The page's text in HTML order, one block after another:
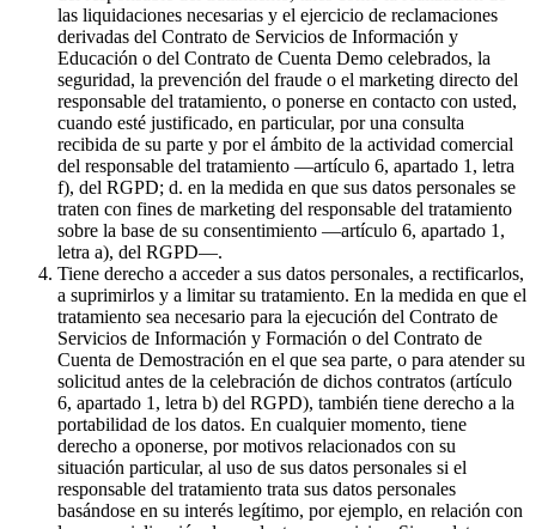
las liquidaciones necesarias y el ejercicio de reclamaciones
derivadas del Contrato de Servicios de Información y
Educación o del Contrato de Cuenta Demo celebrados, la
seguridad, la prevención del fraude o el marketing directo del
responsable del tratamiento, o ponerse en contacto con usted,
cuando esté justificado, en particular, por una consulta
recibida de su parte y por el ámbito de la actividad comercial
del responsable del tratamiento —artículo 6, apartado 1, letra
f), del RGPD; d. en la medida en que sus datos personales se
traten con fines de marketing del responsable del tratamiento
sobre la base de su consentimiento —artículo 6, apartado 1,
letra a), del RGPD—.
Tiene derecho a acceder a sus datos personales, a rectificarlos,
a suprimirlos y a limitar su tratamiento. En la medida en que el
tratamiento sea necesario para la ejecución del Contrato de
Servicios de Información y Formación o del Contrato de
Cuenta de Demostración en el que sea parte, o para atender su
solicitud antes de la celebración de dichos contratos (artículo
6, apartado 1, letra b) del RGPD), también tiene derecho a la
portabilidad de los datos. En cualquier momento, tiene
derecho a oponerse, por motivos relacionados con su
situación particular, al uso de sus datos personales si el
responsable del tratamiento trata sus datos personales
basándose en su interés legítimo, por ejemplo, en relación con